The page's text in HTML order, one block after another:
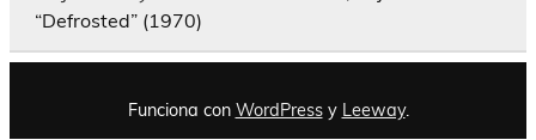
“Defrosted” (1970)
Funciona con WordPressy Leeway.